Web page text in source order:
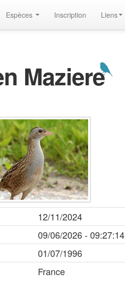
Espèces Inscription Liens
Maziere
12/11/2024
09/06/2026 - 09:27:14
01/07/1996
France